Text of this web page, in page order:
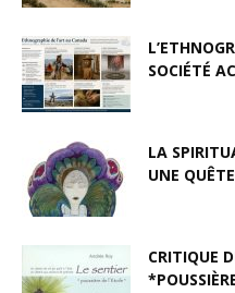
SOCIÉTÉ
LA
UNE
CRITIQUE